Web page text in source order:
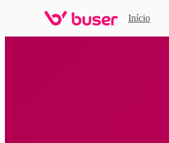
Início
Home